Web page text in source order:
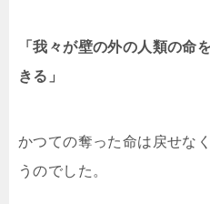
「我々が壁の外の人類の命
きる」
かつての奪った命は戻せな
うのでした。